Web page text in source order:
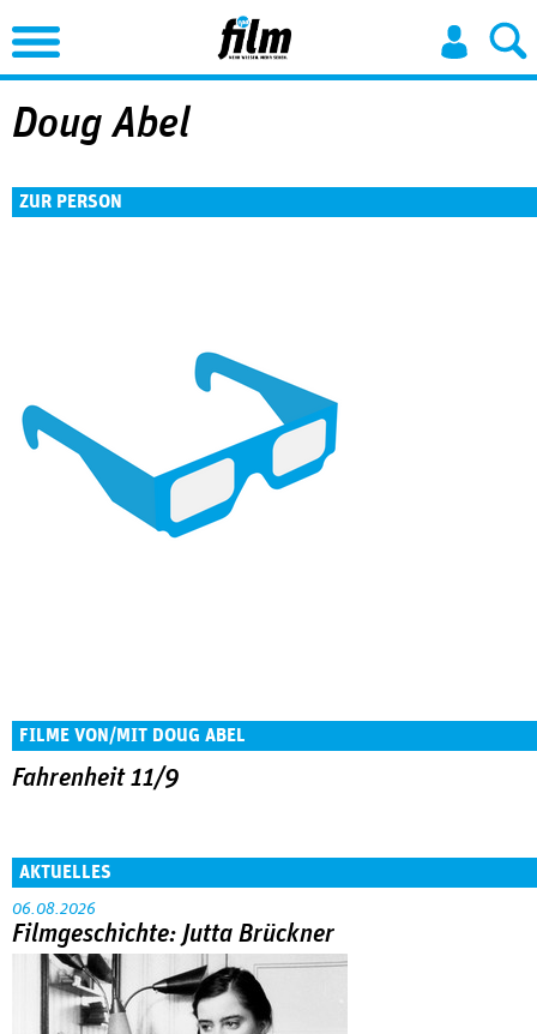
Jump to Navigation
Doug Abel
ZUR PERSON
FILME VON/MIT DOUG ABEL
Fahrenheit 11/9
AKTUELLES
06.08.2026
Filmgeschichte: Jutta Brückner